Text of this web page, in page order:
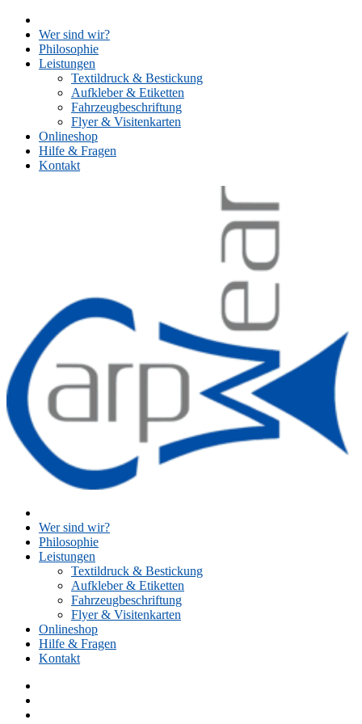
Skip
content
Wer sind wir?
Philosophie
Leistungen
Textildruck & Bestickung
Aufkleber & Etiketten
Fahrzeugbeschriftung
Flyer & Visitenkarten
Onlineshop
Hilfe & Fragen
Kontakt
Wer sind wir?
Philosophie
Leistungen
Textildruck & Bestickung
Aufkleber & Etiketten
Fahrzeugbeschriftung
Flyer & Visitenkarten
Onlineshop
Hilfe & Fragen
Kontakt